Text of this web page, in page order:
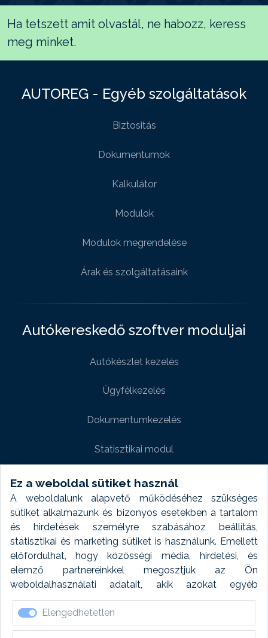
Ez a weboldal sütiket használ
A weboldalunk alapvető működéséhez szükséges
sütiket alkalmazunk és bizonyos esetekben a tartalom
és hirdetések személyre szabásához beállítás,
statisztikai és marketing sütiket is használunk. Emellett
előfordulhat, hogy közösségi média, hirdetési, és
elemző partnereinkkel megosztjuk az Ön
weboldalhasználati adatait, akik azokat egyéb
forrásokból gyűjtött adatokkal kombinálhatják. A sütik
elfogadásával kapcsolatosan naplózást végzünk és
ezen adatokat 6 hónap után automatikusan töröljük. A
Elengedhetetlen
Ha tetszett amit olvastál, ne habozz, keress
meg minket.
AUTOREG - Egyéb szolgáltatások
Biztositás
Dokumentumok
Kalkulátor
Modulok
Modulok megrendelése
Árak és szolgáltatásaink
Autókereskedő szoftver moduljai
Autókészlet kezelés
Ügyfélkezelés
Dokumentumkezelés
Statisztikai modul
Weboldal modul
Fényképtár extra modul
Autómosó modul
Feladatütemezés